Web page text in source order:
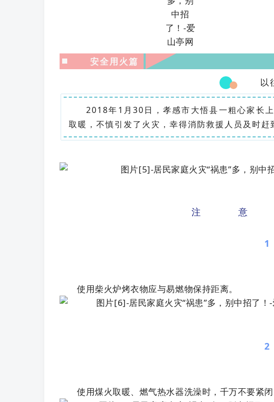
安全用火篇
以
2018年1月30日，孝感市大悟县一粗心家长
取暖，不慎引发了火灾，幸得消防救援人员及时赶
注 意
1
使用柴火炉烤衣物应与易燃物保持距离。
2
使用煤火取暖、燃气热水器洗澡时，千万不要紧